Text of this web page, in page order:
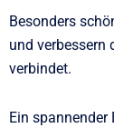
Besonders
und verbessern
verbindet.
Ein